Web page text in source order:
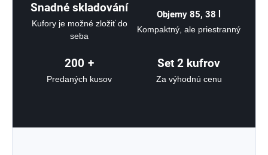
Snadné skladování
Kufory je možné zložiť do
seba
Objemy 85, 38
Kompaktný, ale priestranný
200 +
Predaných kusov
Set 2 kufrov
Za výhodnú cenu